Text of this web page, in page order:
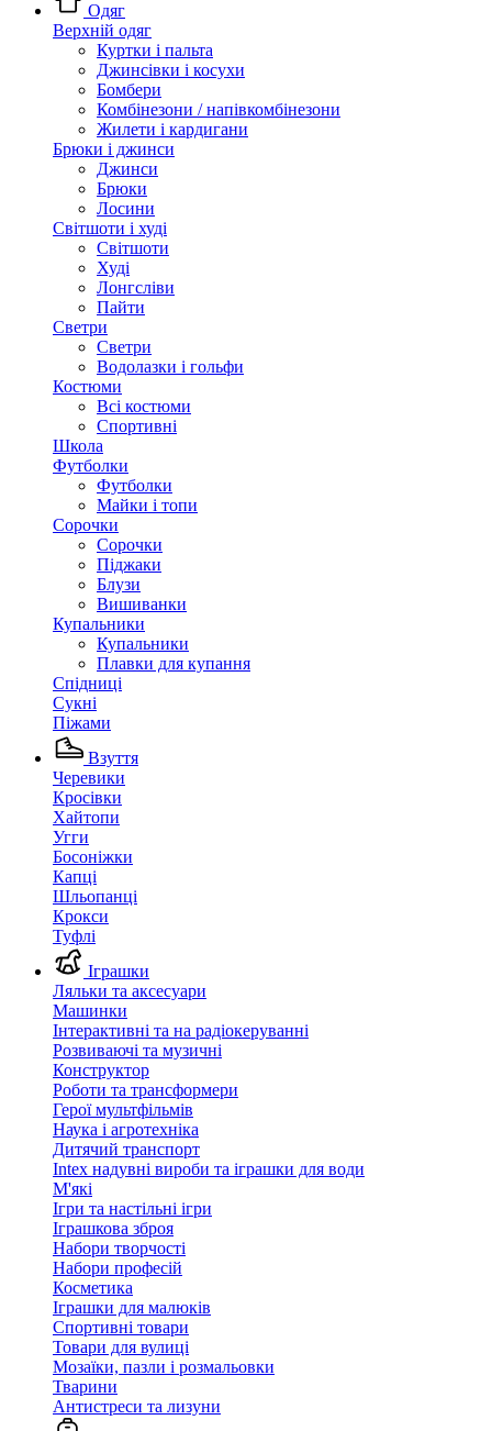
Одяг
Верхній одяг
Куртки і пальта
Джинсівки і косухи
Бомбери
Комбінезони / напівкомбінезони
Жилети і кардигани
Брюки і джинси
Джинси
Брюки
Лосини
Світшоти і худі
Світшоти
Худі
Лонгсліви
Пайти
Светри
Светри
Водолазки і гольфи
Костюми
Всі костюми
Спортивні
Школа
Футболки
Футболки
Майки і топи
Сорочки
Сорочки
Піджаки
Блузи
Вишиванки
Купальники
Купальники
Плавки для купання
Спідниці
Сукні
Піжами
Взуття
Черевики
Кросівки
Хайтопи
Угги
Босоніжки
Капці
Шльопанці
Крокси
Туфлі
Іграшки
Ляльки та аксесуари
Машинки
Інтерактивні та на радіокеруванні
Розвиваючі та музичні
Конструктор
Роботи та трансформери
Герої мультфільмів
Наука і агротехніка
Дитячий транспорт
Intex надувні вироби та іграшки для води
М'які
Ігри та настільні ігри
Іграшкова зброя
Набори творчості
Набори професій
Косметика
Іграшки для малюків
Спортивні товари
Товари для вулиці
Мозаїки, пазли і розмальовки
Тварини
Антистреси та лизуни